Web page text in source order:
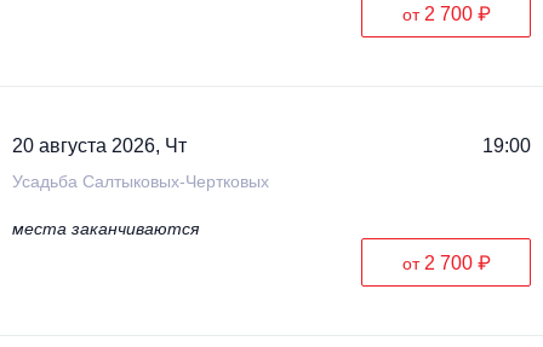
от 2 700 ₽
20 августа 2026, Чт 19:00
Усадьба Салтыковых-Чертковых
места заканчиваются
от 2 700 ₽